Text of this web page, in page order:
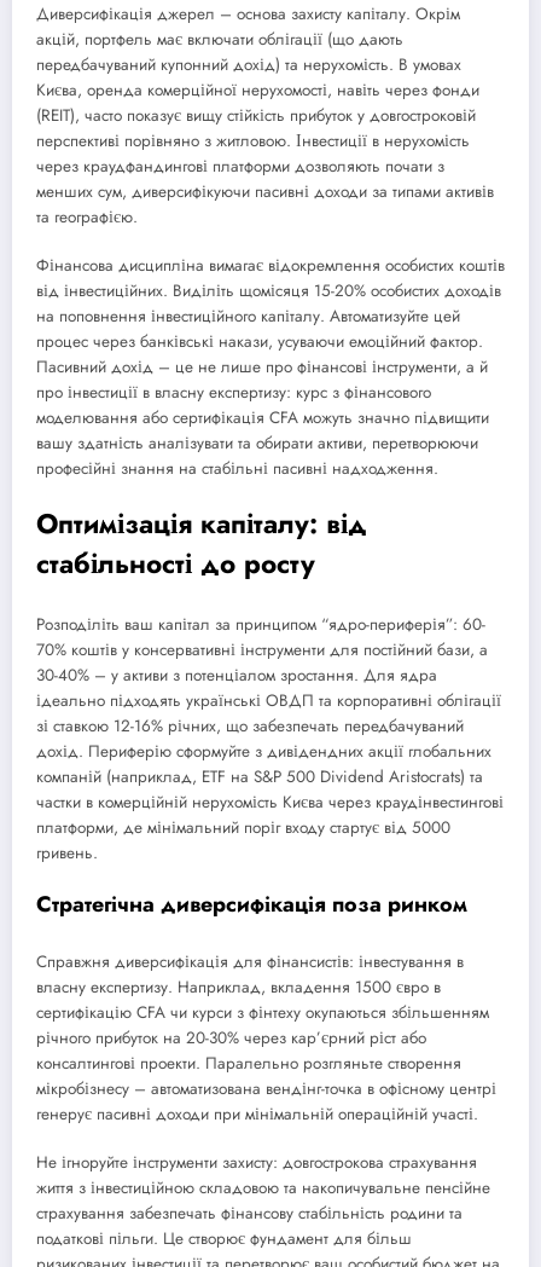
Диверсифікація джерел – основа захисту капіталу. Окрім
акцій, портфель має включати облігації (що дають
передбачуваний купонний дохід) та нерухомість. В умовах
Києва, оренда комерційної нерухомості, навіть через фонди
(REIT), часто показує вищу стійкість прибуток у довгостроковій
перспективі порівняно з житловою. Інвестиції в нерухомість
через краудфандингові платформи дозволяють почати з
менших сум, диверсифікуючи пасивні доходи за типами активів
та географією.
Фінансова дисципліна вимагає відокремлення особистих коштів
від інвестиційних. Виділіть щомісяця 15-20% особистих доходів
на поповнення інвестиційного капіталу. Автоматизуйте цей
процес через банківські накази, усуваючи емоційний фактор.
Пасивний дохід – це не лише про фінансові інструменти, а й
про інвестиції в власну експертизу: курс з фінансового
моделювання або сертифікація CFA можуть значно підвищити
вашу здатність аналізувати та обирати активи, перетворюючи
професійні знання на стабільні пасивні надходження.
Оптимізація капіталу: від
стабільності до росту
Розподіліть ваш капітал за принципом “ядро-периферія”: 60-
70% коштів у консервативні інструменти для постійний бази, а
30-40% – у активи з потенціалом зростання. Для ядра
ідеально підходять українські ОВДП та корпоративні облігації
зі ставкою 12-16% річних, що забезпечать передбачуваний
дохід. Периферію сформуйте з дивідендних акції глобальних
компаній (наприклад, ETF на S&P 500 Dividend Aristocrats) та
частки в комерційній нерухомість Києва через краудінвестингові
платформи, де мінімальний поріг входу стартує від 5000
гривень.
Стратегічна диверсифікація поза ринком
Справжня диверсифікація для фінансистів: інвестування в
власну експертизу. Наприклад, вкладення 1500 євро в
сертифікацію CFA чи курси з фінтеху окупаються збільшенням
річного прибуток на 20-30% через кар’єрний ріст або
консалтингові проекти. Паралельно розгляньте створення
мікробізнесу – автоматизована вендінг-точка в офісному центрі
генерує пасивні доходи при мінімальній операційній участі.
Не ігноруйте інструменти захисту: довгострокова страхування
життя з інвестиційною складовою та накопичувальне пенсійне
страхування забезпечать фінансову стабільність родини та
податкові пільги. Це створює фундамент для більш